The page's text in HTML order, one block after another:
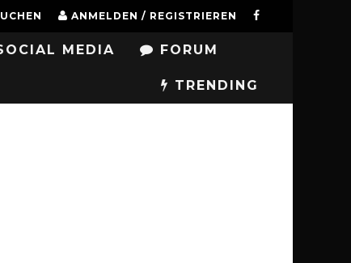
ANMELDEN / REGISTRIEREN
MEDIA FORUM
TRENDING